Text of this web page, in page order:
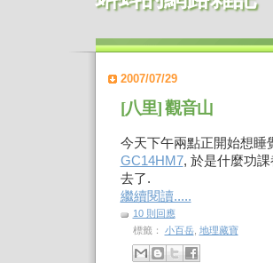
2007/07/29
[八里] 觀音山
今天下午兩點正開始想睡
GC14HM7, 於是什麼功
去了.
繼續閱讀.....
10 則回應
標籤： 小百岳, 地理藏寶